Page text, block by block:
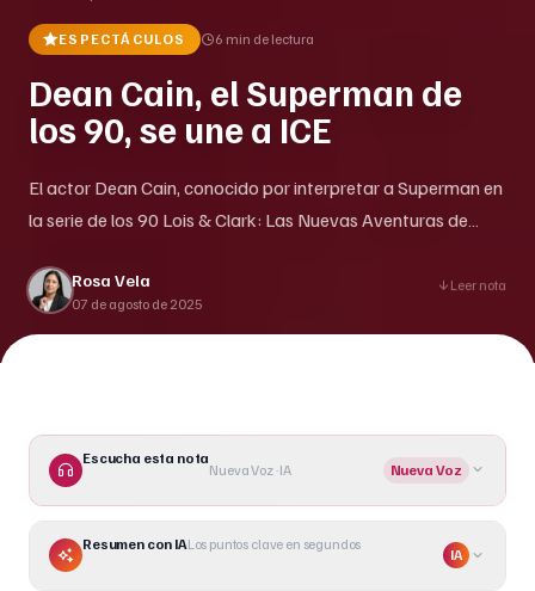
ESPECTÁCULOS 6 min de lectura
Dean Cain, el Superman de
los 90, se une a ICE
El actor Dean Cain, conocido por interpretar a Superman en
la serie de los 90 Lois & Clark: Las Nuevas Aventuras de
ha unido a la Agencia de Inmigración y Control de Aduanas
(ICE). En un video publicado el 5 de agosto de 2025 en sus
Rosa Vela
07 de agosto de 2025
Leer nota
Escucha esta nota
Nueva Voz · IA Nueva Voz
Resumen con IALos puntos clave en segundos
IA